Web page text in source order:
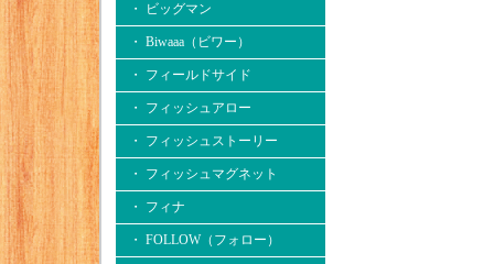
・ ビッグマン
・ Biwaaa（ビワー）
・ フィールドサイド
・ フィッシュアロー
・ フィッシュストーリー
・ フィッシュマグネット
・ フィナ
・ FOLLOW（フォロー）